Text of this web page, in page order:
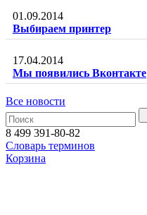
01.09.2014
Выбираем принтер
17.04.2014
Мы появились Вконтакте
Все новости
8 499 391-80-82
Словарь терминов
Корзина